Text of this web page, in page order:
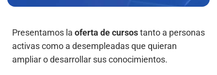
Presentamos la oferta de cursostanto a personas
activas como a desempleadas que quieran
ampliar o desarrollar sus conocimientos.